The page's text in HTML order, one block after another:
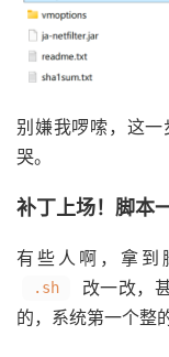
别嫌我啰嗦，这
哭。
补丁上场！脚本
有些人啊，拿到
.sh
改一改，
的，系统第一个整